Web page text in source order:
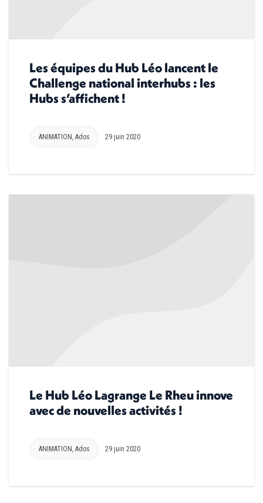
Les équipes du Hub Léo lancent le
Challenge national interhubs : les
Hubs s’affichent !
ANIMATION , Ados 29 juin 2020
Le Hub Léo Lagrange Le Rheu innove
avec de nouvelles activités !
ANIMATION Ados 29 juin 2020